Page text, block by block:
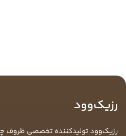
رزیک‌وود
رزیک‌وود تولیدکننده تخصصی ظروف